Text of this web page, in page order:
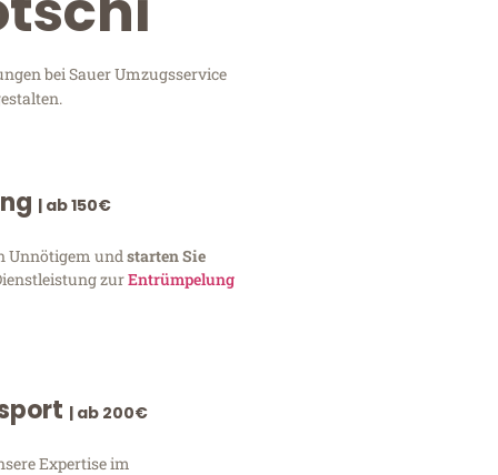
bei Sauer Umzugsservice
| ab 150€
Unnötigem und starten Sie
zurEntrümpelung
| ab 200€
Expertise im